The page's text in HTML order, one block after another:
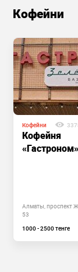
Кофейни
Кофейни
Кофейня
«Гастроном»
Алматы, проспект
53
1000 - 2500 тенге